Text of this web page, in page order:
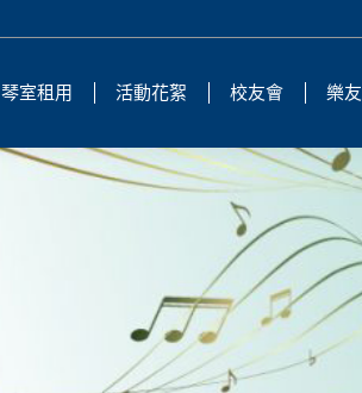
琴室租用 活動花絮 校友會 樂友